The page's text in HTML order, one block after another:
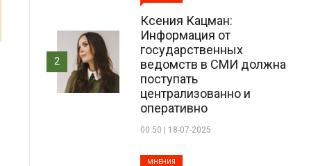
Ксения Кацман:
Информация от
государственных
ведомств в СМИ должна
поступать
централизованно и
оперативно
00:50 | 18-07-2025
2
МНЕНИЯ